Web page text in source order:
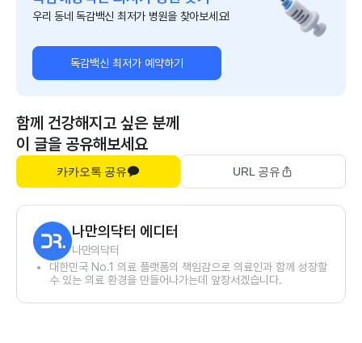
우리 동네 독감백신 최저가 병원을 찾아보세요!
독감백신 최저가 예약하기
함께 건강해지고 싶은 분께
이 글을 공유해보세요
카카오톡 공유 URL 공유
나만의닥터 에디터
나만의닥터
대한민국 No.1 의료 플랫폼의 책임감으로 의료인과 함께 성장할
수 있는 의료 환경을 만들어나가는데 앞장서겠습니다.